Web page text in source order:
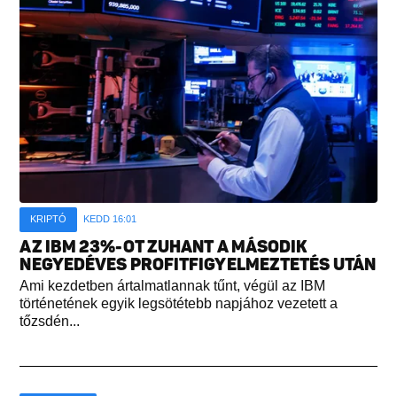
KRIPTÓ KEDD 16:01
AZ IBM 23%-OT ZUHANT A MÁSODIK
NEGYEDÉVES PROFITFIGYELMEZTETÉS UTÁN
Ami kezdetben ártalmatlannak tűnt, végül az IBM
történetének egyik legsötétebb napjához vezetett a
tőzsdén...